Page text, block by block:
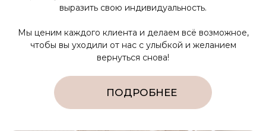
Главный врач, врач-косметолог
ЗАПИСАТЬСЯ
ВСЕ СПЕЦИАЛИСТЫ